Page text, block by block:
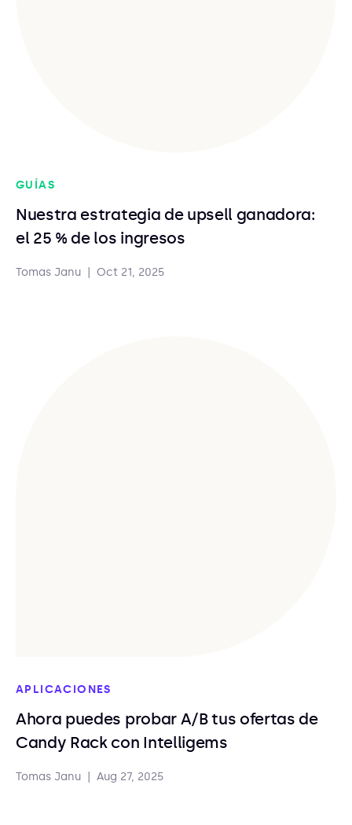
GUÍAS
Nuestra estrategia de upsell ganadora:
el 25 % de los ingresos
Tomas Janu Oct 21, 2025
APLICACIONES
Ahora puedes probar A/B tus ofertas de
Candy Rack con Intelligems
Tomas Janu Aug 27, 2025